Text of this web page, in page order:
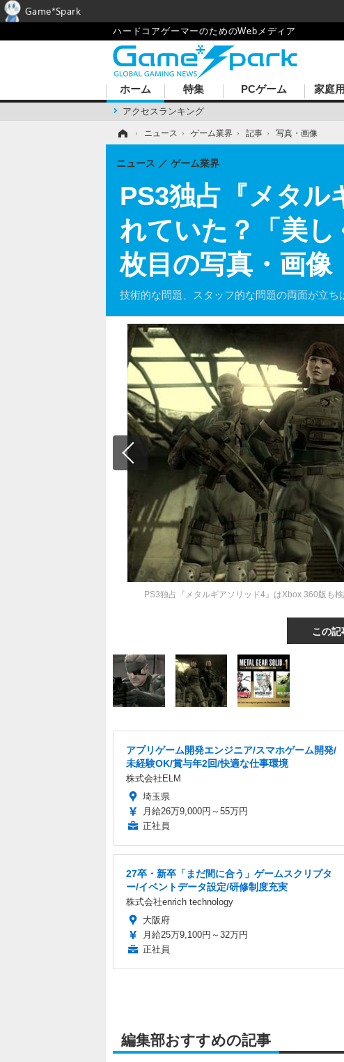
ハードコアゲーマーのためのWebメディア
ホーム
アクセスランキング
特集 PCゲーム 家庭
› ニュース › ゲーム業界 › 記事 › 写真・画像
PS3独占『メタル
れていた？「美
枚目の写真・画像
技術的な問題、スタッフ的な問題の両面が立ち
ニュース ゲーム業界
PS3独占『メタルギアソリッド4』はXbox 360版も
この
アプリゲーム開発エンジニア/スマホゲーム開発/
未経験OK/賞与年2回/快適な仕事環境
株式会社ELM
埼玉県
月給26万9,000円～55万円
正社員
27卒・新卒「まだ間に合う」ゲームスクリプタ
ー/イベントデータ設定/研修制度充実
株式会社enrich technology
大阪府
月給25万9,100円～32万円
正社員
編集部おすすめの記事
Game*Spark